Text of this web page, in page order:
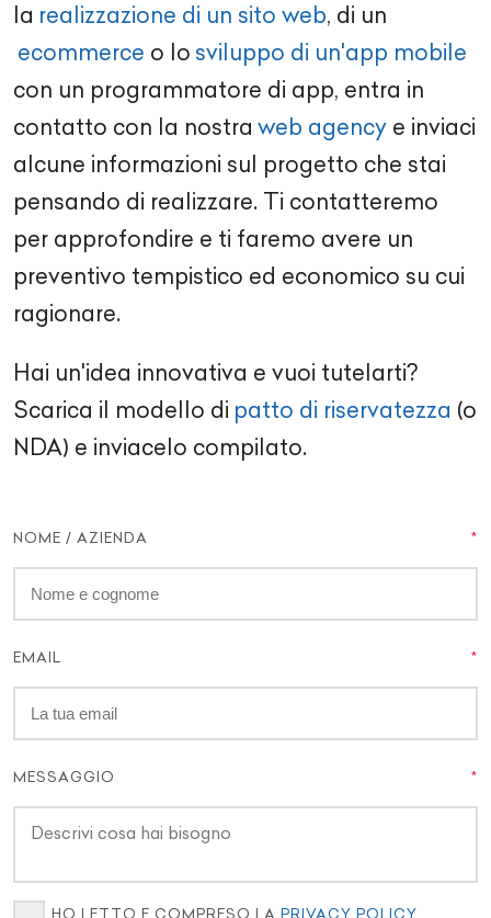
la realizzazione di un sito web, di un
ecommerce o lo sviluppo di un'app mobile
con un programmatore di app, entra in
contatto con la nostra web agency e inviaci
alcune informazioni sul progetto che stai
pensando di realizzare. Ti contatteremo
per approfondire e ti faremo avere un
preventivo tempistico ed economico su cui
ragionare.
Hai un'idea innovativa e vuoi tutelarti?
Scarica il modello di patto di riservatezza (o
NDA) e inviacelo compilato.
NOME / AZIENDA
EMAIL
MESSAGGIO
HO LETTO E COMPRESO LA PRIVACY POLICY